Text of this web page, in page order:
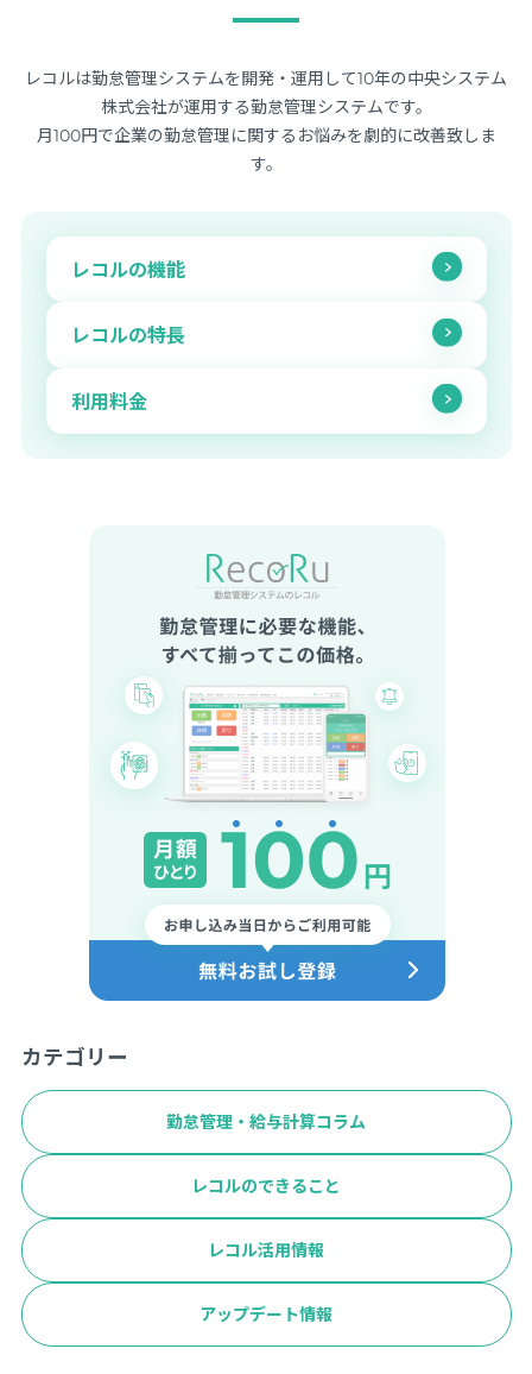
レコルは勤怠管理システムを開発・運用して10年の中央システム
株式会社が運用する勤怠管理システムです。
月100円で企業の勤怠管理に関するお悩みを劇的に改善致しま
す。
レコルの機能
レコルの特長
利用料金
カテゴリー
勤怠管理・給与計算コラム
レコルのできること
レコル活用情報
アップデート情報